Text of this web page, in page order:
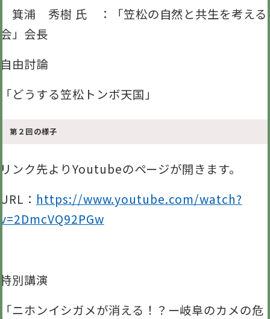
箕浦 秀樹 氏 ：「笠松の自然と共生を考える
会」会長
自由討論
「どうする笠松トンボ天国」
第２回の様子
リンク先よりYoutubeのページが開きます。
URL： https://www.youtube.com/watch?
v=2DmcVQ92PGw
特別講演
「ニホンイシガメが消える！？ー岐阜のカメの危